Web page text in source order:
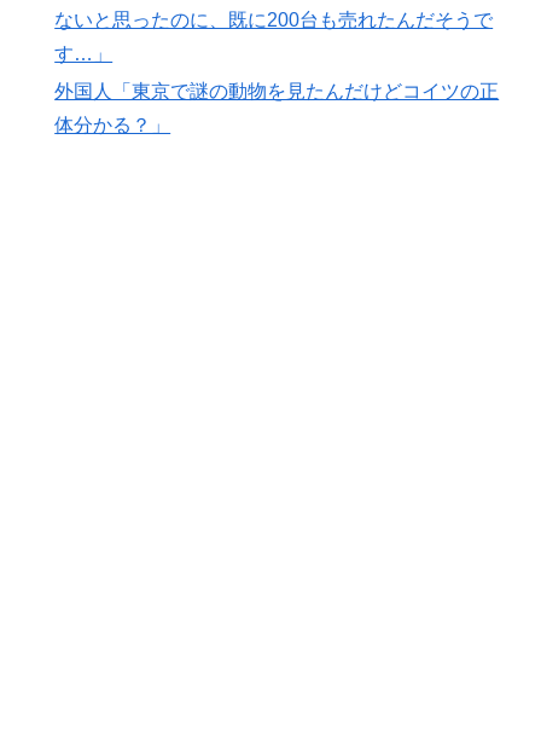
▶ 【衝撃】韓国人「エボシ御前の声の人、若い頃がこれか
よ」
▶ イチローさん「僕は本を読まない。好きなアニメはドラ
ゴンボール」【海外の反応】
ないと思ったのに、既に200台も売れたんだそうで
す…」
外国人「東京で謎の動物を見たんだけどコイツの正
体分かる？」